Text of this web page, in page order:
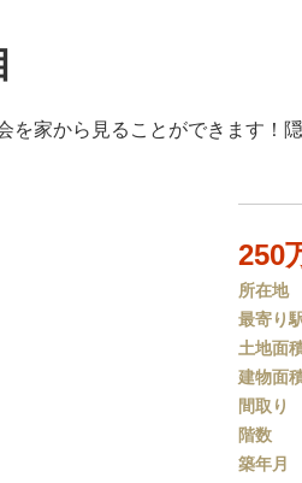
家から見ることができます！
250
所在地
最寄り
土地面
建物面
間取り
階数
築年月